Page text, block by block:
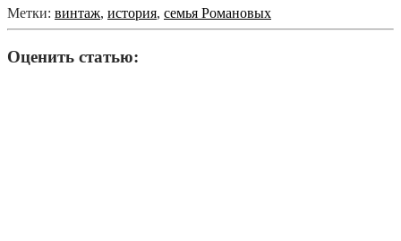
Метки: винтаж, история, семья Романовых
Оценить статью: